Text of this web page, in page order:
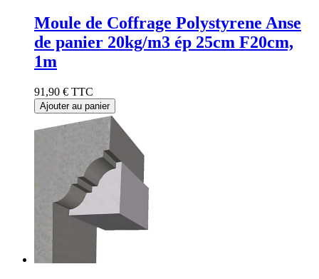
Moule de Coffrage Polystyrene Anse
de panier 20kg/m3 ép 25cm F20cm,
1m
91,90 € TTC
Ajouter au panier